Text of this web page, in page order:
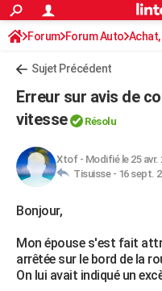
ACTUALITÉS
Politique
Société
Faits Divers
Education
Monde
Villes
+
Programme TV
TNTStreaming
Cinéma
Sorties cinéma
Musique
FINANCE
Retraite
Impôts
Epargne
Immobilier
Risques naturels par ville
Banque
Assurance
Crédit
AUTO
Essais
Réserver un essai
Citadines
Berlines
SUV
Forum auto
+HIGH-TECH
Mobiles
Meilleur smartphone
Internet
Ordinateurs
Jeux vidéo
Guide high-tech
BRICOLAGE
Forum
Aménagement intérieur
Extérieur
Cuisine
Salle de bains
Jardinage
Rangement
WEEK-END
Guides de France
Escapades
Patrimoine
Expositions
Musées
Week-end nature
+LIFESTYLE
Forum Forum Auto
Démarches administratives
Sujet Précédent
Erreur sur avis de
vitesse
Résolu
Xtof- Modifié le 25 avr.
Tisuisse - 16 sept.
Bonjour,
Mon épouse s'est fait
arrêtée sur le bord de la
On lui avait indiqué un